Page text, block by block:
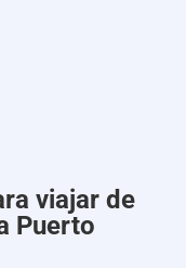
viajar de
Puerto